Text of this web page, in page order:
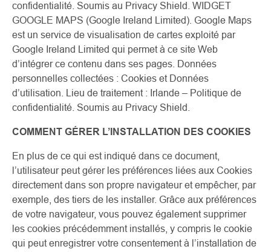
confidentialité. Soumis au Privacy Shield. WIDGET
GOOGLE MAPS (Google Ireland Limited). Google Maps
est un service de visualisation de cartes exploité par
Google Ireland Limited qui permet à ce site Web
d’intégrer ce contenu dans ses pages. Données
personnelles collectées : Cookies et Données
d’utilisation. Lieu de traitement : Irlande – Politique de
confidentialité. Soumis au Privacy Shield.
COMMENT GÉRER L’INSTALLATION DES COOKIES
En plus de ce qui est indiqué dans ce document,
l’utilisateur peut gérer les préférences liées aux Cookies
directement dans son propre navigateur et empêcher, par
exemple, des tiers de les installer. Grâce aux préférences
de votre navigateur, vous pouvez également supprimer
les cookies précédemment installés, y compris le cookie
qui peut enregistrer votre consentement à l’installation de